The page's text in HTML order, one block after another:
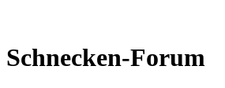
Schnecken-Forum